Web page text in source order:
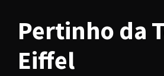
Pertinho da
Eiffel